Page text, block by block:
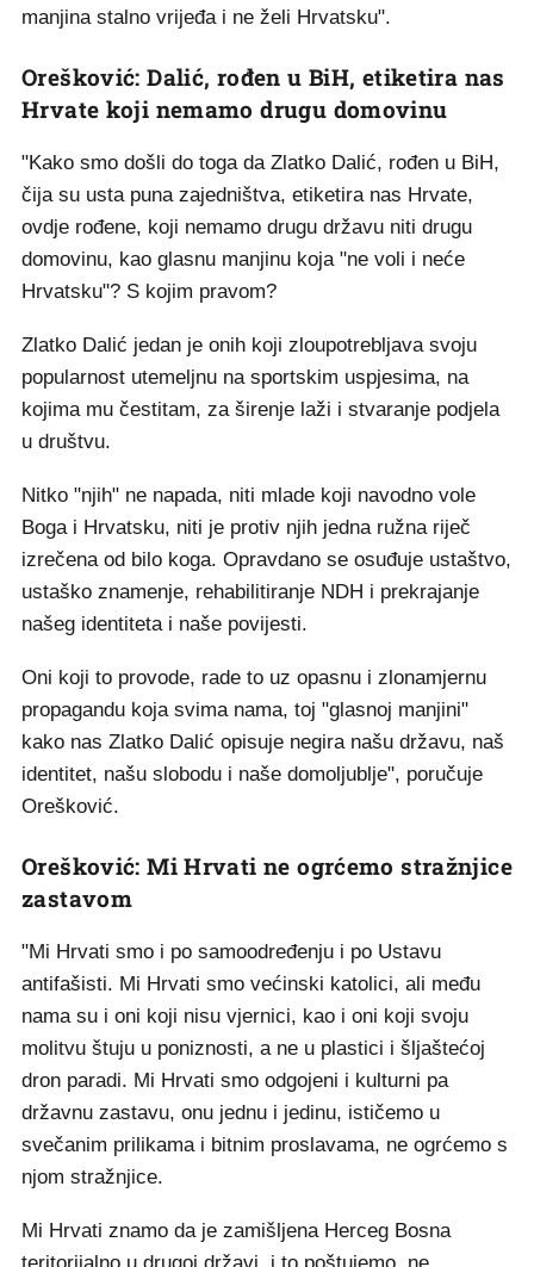
manjina stalno vrijeđa i ne želi Hrvatsku".
Orešković: Dalić, rođen u BiH, etiketira nas
Hrvate koji nemamo drugu domovinu
"Kako smo došli do toga da Zlatko Dalić, rođen u BiH,
čija su usta puna zajedništva, etiketira nas Hrvate,
ovdje rođene, koji nemamo drugu državu niti drugu
domovinu, kao glasnu manjinu koja "ne voli i neće
Hrvatsku"? S kojim pravom?
Zlatko Dalić jedan je onih koji zloupotrebljava svoju
popularnost utemeljnu na sportskim uspjesima, na
kojima mu čestitam, za širenje laži i stvaranje podjela
u društvu.
Nitko "njih" ne napada, niti mlade koji navodno vole
Boga i Hrvatsku, niti je protiv njih jedna ružna riječ
izrečena od bilo koga. Opravdano se osuđuje ustaštvo,
ustaško znamenje, rehabilitiranje NDH i prekrajanje
našeg identiteta i naše povijesti.
Oni koji to provode, rade to uz opasnu i zlonamjernu
propagandu koja svima nama, toj "glasnoj manjini"
kako nas Zlatko Dalić opisuje negira našu državu, naš
identitet, našu slobodu i naše domoljublje", poručuje
Orešković.
Orešković: Mi Hrvati ne ogrćemo stražnjice
zastavom
"Mi Hrvati smo i po samoodređenju i po Ustavu
antifašisti. Mi Hrvati smo većinski katolici, ali među
nama su i oni koji nisu vjernici, kao i oni koji svoju
molitvu štuju u poniznosti, a ne u plastici i šljaštećoj
dron paradi. Mi Hrvati smo odgojeni i kulturni pa
državnu zastavu, onu jednu i jedinu, ističemo u
svečanim prilikama i bitnim proslavama, ne ogrćemo s
njom stražnjice.
Mi Hrvati znamo da je zamišljena Herceg Bosna